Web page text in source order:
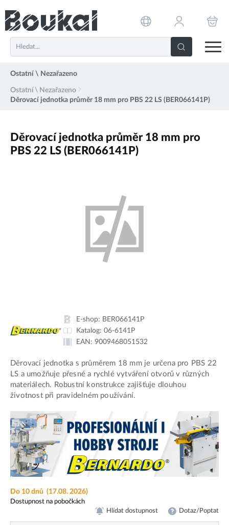
Ostatní \ Nezařazeno
Ostatní \ Nezařazeno
Děrovací jednotka průměr 18 mm pro PBS 22 LS (BER066141P)
Děrovací jednotka průměr 18 mm pro
PBS 22 LS (BER066141P)
E-shop: BER066141P
Katalog: 06-6141P
EAN: 9009468051532
Děrovací jednotka s průměrem 18 mm je určena pro PBS 22
LS a umožňuje přesné a rychlé vytváření otvorů v různých
materiálech. Robustní konstrukce zajišťuje dlouhou
životnost při pravidelném používání.
Do 10 dnů (17.08. 2026)
Dostupnost na pobočkách
Hlídat dostupnost Dotaz/Poptat